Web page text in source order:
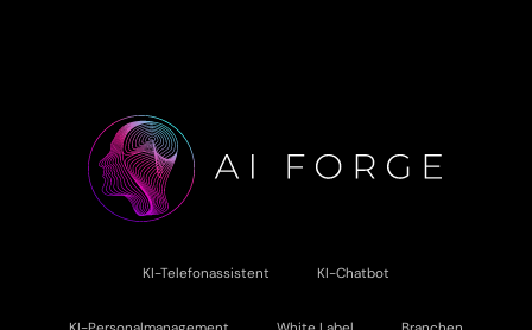
KI-Telefonassistent KI-Chatbot